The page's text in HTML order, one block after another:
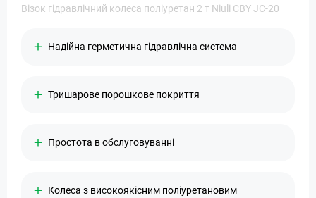
Візок гідравлічний колеса поліуретан 2 т Niuli CBY JС-20
Надійна герметична гідравлічна система
Тришарове порошкове покриття
Простота в обслуговуванні
Колеса з високоякісним поліуретановим